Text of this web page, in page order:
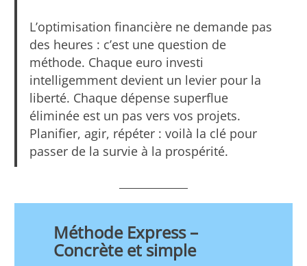
L’optimisation financière ne demande pas
des heures : c’est une question de
méthode. Chaque euro investi
intelligemment devient un levier pour la
liberté. Chaque dépense superflue
éliminée est un pas vers vos projets.
Planifier, agir, répéter : voilà la clé pour
passer de la survie à la prospérité.
Méthode Express –
Concrète et simple